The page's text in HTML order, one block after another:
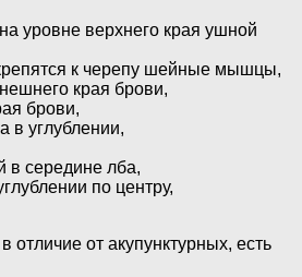
уровне верхнего края ушной
к черепу шейные мышцы,
края брови,
брови,
в углублении,
в середине лба,
по центру,
отличие от акупунктурных, есть